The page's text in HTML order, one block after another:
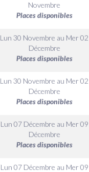
Novembre
Places disponibles
Lun 30 Novembre au Mer 02
Décembre
Places disponibles
Lun 30 Novembre au Mer 02
Décembre
Places disponibles
Lun 07 Décembre au Mer 09
Décembre
Places disponibles
Lun 07 Décembre au Mer 09